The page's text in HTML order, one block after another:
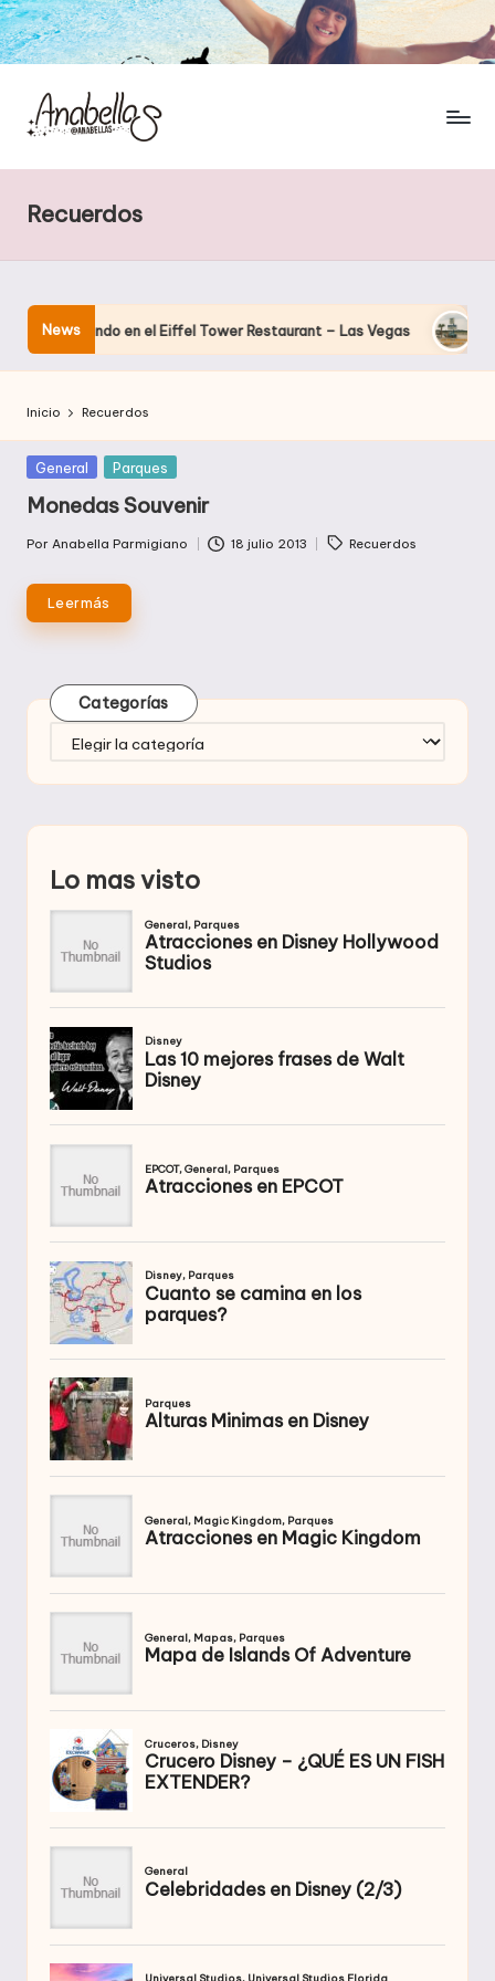
Recuerdos
News
cenando en el Eiffel Tower Restaurant – Las Vegas El hotel
Inicio Recuerdos
Publicada
General Parques
Monedas Souvenir
Publicado
Por Anabella Parmigiano 18 julio 2013
Etiquetas: Recuerdos
Leer más
Categorías
Lo mas visto